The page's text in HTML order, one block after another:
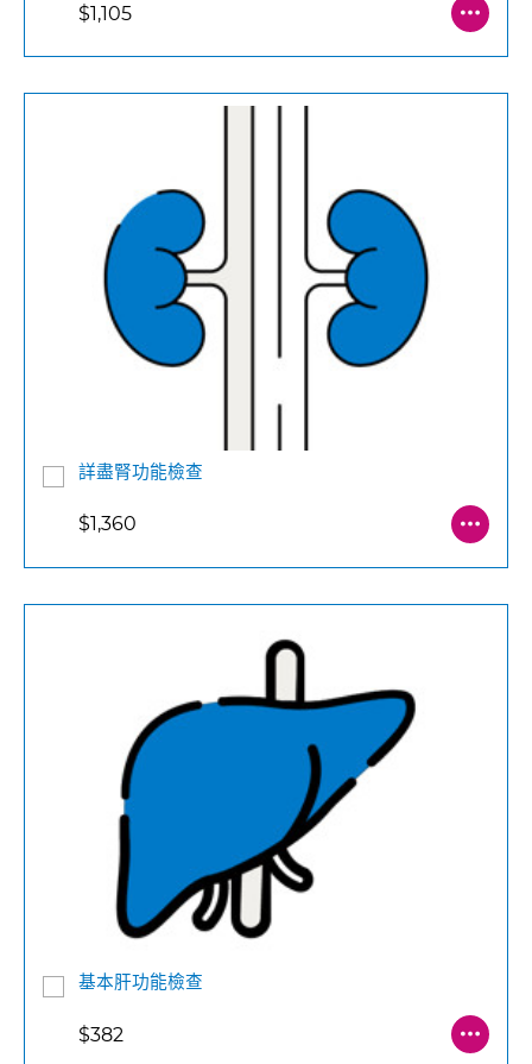
$1,105
詳盡腎功能檢查
$1,360
基本肝功能檢查
$382